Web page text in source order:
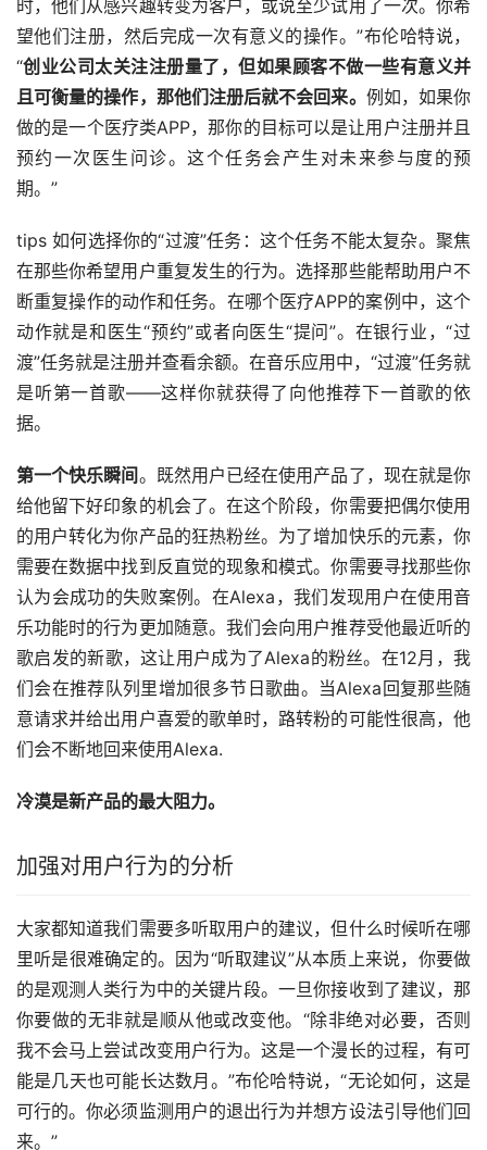
时，他们从感兴趣转变为客户，或说至少试用了一次。你希
望他们注册，然后完成一次有意义的操作。”布伦哈特说，
“创业公司太关注注册量了，但如果顾客不做一些有意义并
且可衡量的操作，那他们注册后就不会回来。 例如，如果你
做的是一个医疗类APP，那你的目标可以是让用户注册并且
预约一次医生问诊。这个任务会产生对未来参与度的预
期。”
tips 如何选择你的“过渡”任务：这个任务不能太复杂。聚焦
在那些你希望用户重复发生的行为。选择那些能帮助用户不
断重复操作的动作和任务。在哪个医疗APP的案例中，这个
动作就是和医生“预约”或者向医生“提问”。在银行业，“过
渡”任务就是注册并查看余额。在音乐应用中，“过渡”任务就
是听第一首歌——这样你就获得了向他推荐下一首歌的依
据。
第一个快乐瞬间。既然用户已经在使用产品了，现在就是你
给他留下好印象的机会了。在这个阶段，你需要把偶尔使用
的用户转化为你产品的狂热粉丝。为了增加快乐的元素，你
需要在数据中找到反直觉的现象和模式。你需要寻找那些你
认为会成功的失败案例。在Alexa，我们发现用户在使用音
乐功能时的行为更加随意。我们会向用户推荐受他最近听的
歌启发的新歌，这让用户成为了Alexa的粉丝。在12月，我
们会在推荐队列里增加很多节日歌曲。当Alexa回复那些随
意请求并给出用户喜爱的歌单时，路转粉的可能性很高，他
们会不断地回来使用Alexa.
冷漠是新产品的最大阻力。
加强对用户行为的分析
大家都知道我们需要多听取用户的建议，但什么时候听在哪
里听是很难确定的。因为“听取建议”从本质上来说，你要做
的是观测人类行为中的关键片段。一旦你接收到了建议，那
你要做的无非就是顺从他或改变他。“除非绝对必要，否则
我不会马上尝试改变用户行为。这是一个漫长的过程，有可
能是几天也可能长达数月。”布伦哈特说，“无论如何，这是
可行的。你必须监测用户的退出行为并想方设法引导他们回
来。”